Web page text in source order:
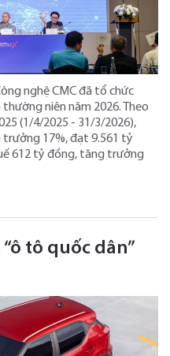
nghệ CMC đã tổ chức
niên năm 2026. Theo
(1/4/2025 - 31/3/2026),
trưởng 17%, đạt 9.561 tỷ
612 tỷ đồng, tăng trưởng
“ô tô quốc dân”